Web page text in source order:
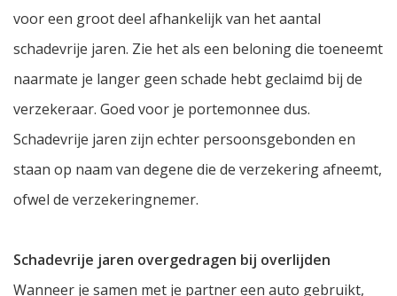
voor een groot deel afhankelijk van het aantal
schadevrije jaren. Zie het als een beloning die toeneemt
naarmate je langer geen schade hebt geclaimd bij de
verzekeraar. Goed voor je portemonnee dus.
Schadevrije jaren zijn echter persoonsgebonden en
staan op naam van degene die de verzekering afneemt,
ofwel de verzekeringnemer.
Schadevrije jaren overgedragen bij overlijden
Wanneer je samen met je partner een auto gebruikt,